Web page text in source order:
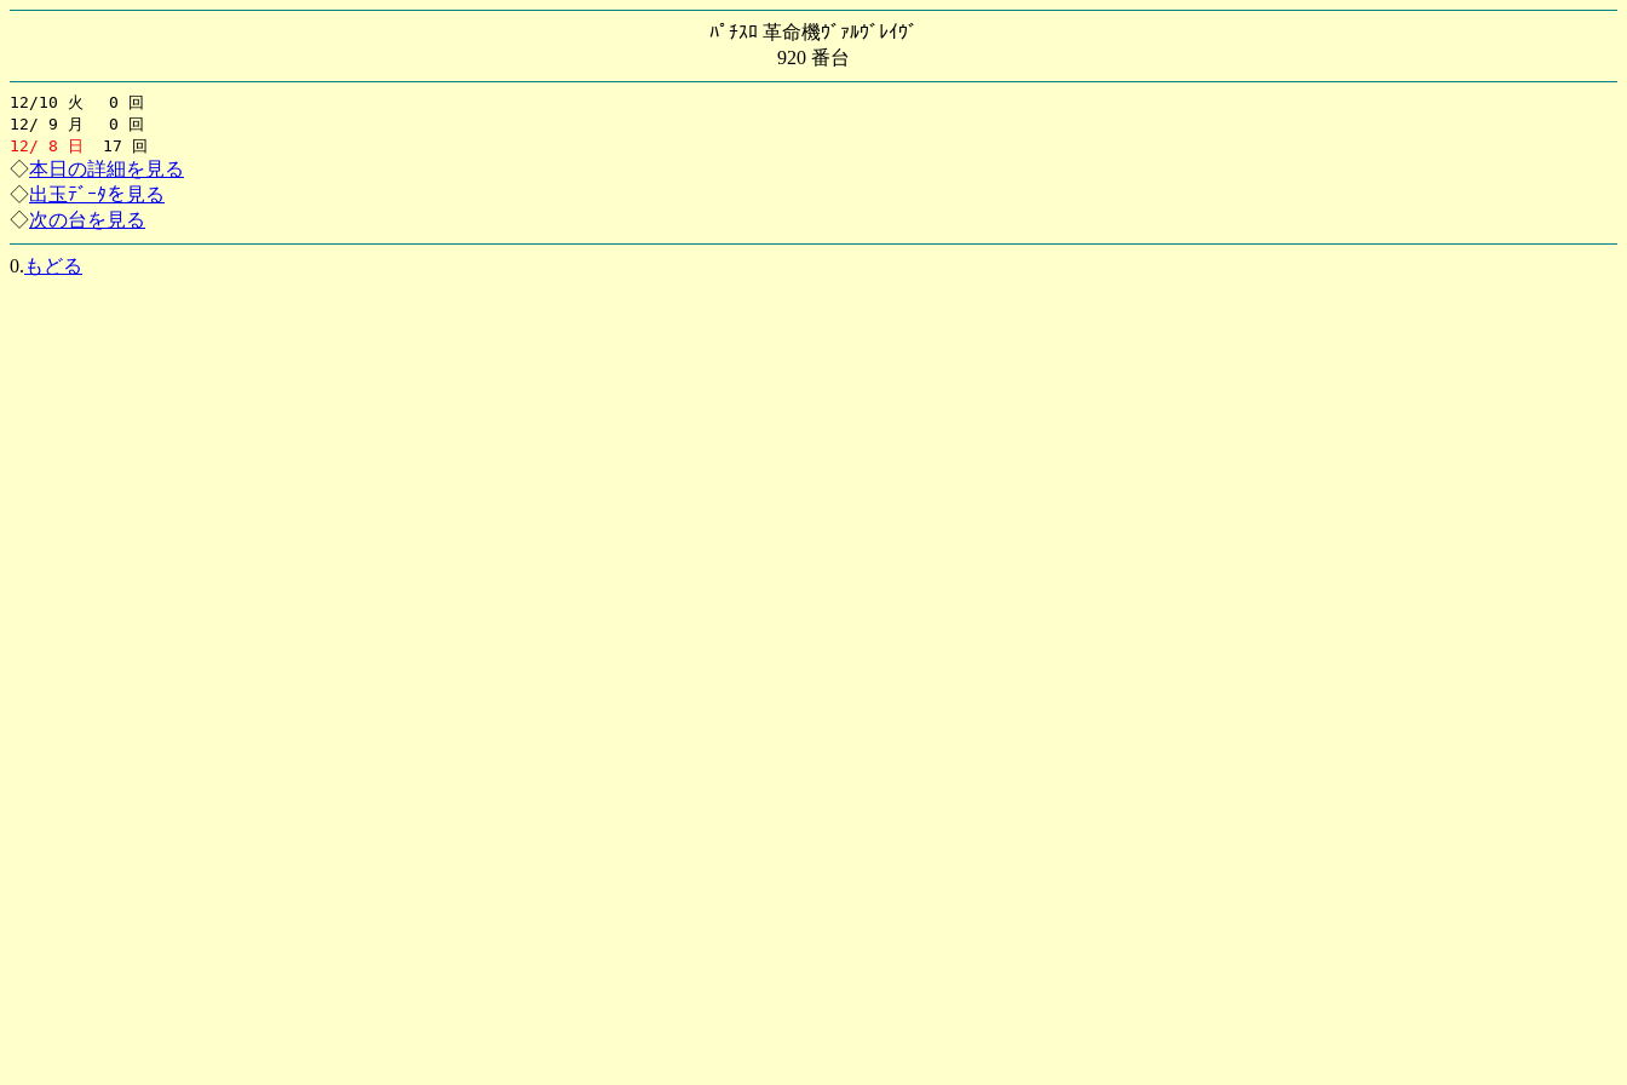
ﾊﾟﾁｽﾛ 革命機ｳﾞｧﾙｳﾞﾚｲｳﾞ
920 番台
12/10 火 0 回
12/ 9 月 0 回
12/ 8 日
17 回
◇本日の詳細を見る
◇出玉ﾃﾞｰﾀを見る
◇次の台を見る
0. もどる